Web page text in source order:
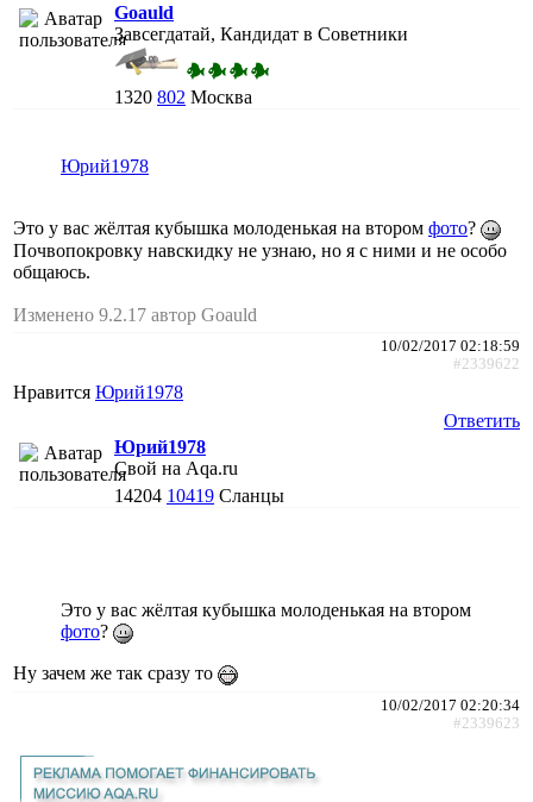
Goauld
Завсегдатай, Кандидат в Советники
1320 802 Москва
Юрий1978
Это у вас жёлтая кубышка молоденькая на втором фото?
Почвопокровку навскидку не узнаю, но я с ними и не особо
общаюсь.
Изменено 9.2.17 автор Goauld
10/02/2017 02:18:59
#2339622
Нравится Юрий1978
Ответить
Юрий1978
Свой на Aqa.ru
14204 10419 Сланцы
Это у вас жёлтая кубышка молоденькая на втором
фото?
Ну зачем же так сразу то
10/02/2017 02:20:34
#2339623